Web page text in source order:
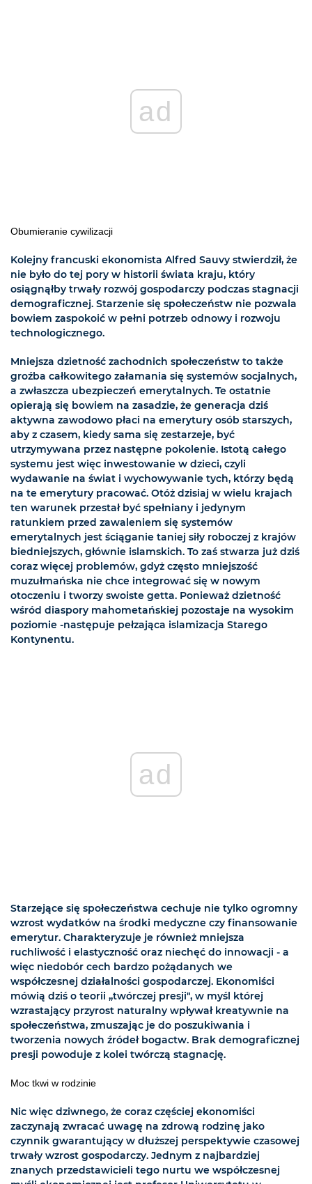
ad
Obumieranie cywilizacji
Kolejny francuski ekonomista Alfred Sauvy stwierdził, że
nie było do tej pory w historii świata kraju, który
osiągnąłby trwały rozwój gospodarczy podczas stagnacji
demograficznej. Starzenie się społeczeństw nie pozwala
bowiem zaspokoić w pełni potrzeb odnowy i rozwoju
technologicznego.
Mniejsza dzietność zachodnich społeczeństw to także
groźba całkowitego załamania się systemów socjalnych,
a zwłaszcza ubezpieczeń emerytalnych. Te ostatnie
opierają się bowiem na zasadzie, że generacja dziś
aktywna zawodowo płaci na emerytury osób starszych,
aby z czasem, kiedy sama się zestarzeje, być
utrzymywana przez następne pokolenie. Istotą całego
systemu jest więc inwestowanie w dzieci, czyli
wydawanie na świat i wychowywanie tych, którzy będą
na te emerytury pracować. Otóż dzisiaj w wielu krajach
ten warunek przestał być spełniany i jedynym
ratunkiem przed zawaleniem się systemów
emerytalnych jest ściąganie taniej siły roboczej z krajów
biedniejszych, głównie islamskich. To zaś stwarza już dziś
coraz więcej problemów, gdyż często mniejszość
muzułmańska nie chce integrować się w nowym
otoczeniu i tworzy swoiste getta. Ponieważ dzietność
wśród diaspory mahometańskiej pozostaje na wysokim
poziomie -następuje pełzająca islamizacja Starego
Kontynentu.
ad
Starzejące się społeczeństwa cechuje nie tylko ogromny
wzrost wydatków na środki medyczne czy finansowanie
emerytur. Charakteryzuje je również mniejsza
ruchliwość i elastyczność oraz niechęć do innowacji - a
więc niedobór cech bardzo pożądanych we
współczesnej działalności gospodarczej. Ekonomiści
mówią dziś o teorii „twórczej presji", w myśl której
wzrastający przyrost naturalny wpływał kreatywnie na
społeczeństwa, zmuszając je do poszukiwania i
tworzenia nowych źródeł bogactw. Brak demograficznej
presji powoduje z kolei twórczą stagnację.
Moc tkwi w rodzinie
Nic więc dziwnego, że coraz częściej ekonomiści
zaczynają zwracać uwagę na zdrową rodzinę jako
czynnik gwarantujący w dłuższej perspektywie czasowej
trwały wzrost gospodarczy. Jednym z najbardziej
znanych przedstawicieli tego nurtu we współczesnej